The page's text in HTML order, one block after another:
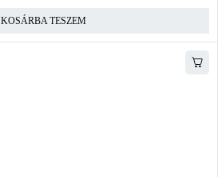
KOSÁRBA TESZEM